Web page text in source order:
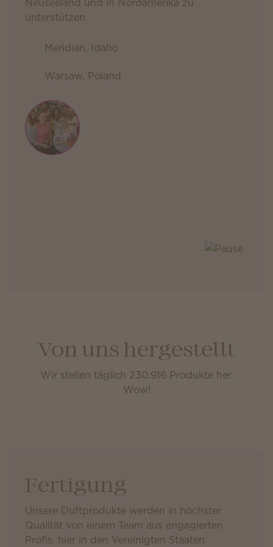
unterstützen
Meridian, Idaho
Warsaw, Poland
Von uns hergestellt
Wir stellen täglich 230.916 Produkte her.
Wow!
Fertigung
Unsere Duftprodukte werden in höchster
Qualität von einem Team aus engagierten
Profis, hier in den Vereinigten Staaten